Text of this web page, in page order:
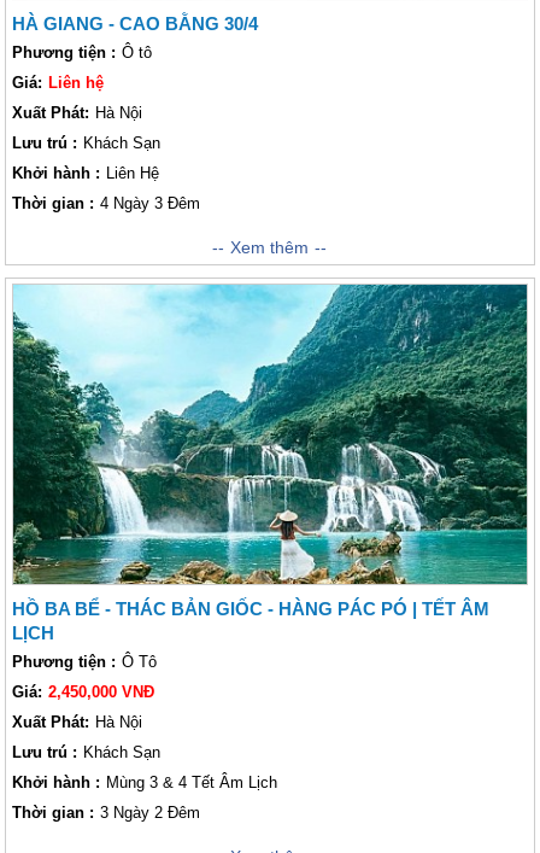
HÀ GIANG - CAO BẰNG 30/4
Phương tiện : Ô tô
Giá: Liên hệ
Xuất Phát: Hà Nội
Lưu trú : Khách Sạn
Khởi hành : Liên Hệ
Thời gian : 4 Ngày 3 Đêm
Chương trình khám phá vùng Đông Bắc từ Hà Giang đến Cao Bằng là
một chuyến đi đầy ấn tượng và cảm xúc nhất. Đây là nơi có những con
đường chạy ngút lên trời xanh, nơi những con người Việt Nam tự hào
bước đi trên từng tấc đất quê hương, nơi có ruộng bậc thang kỳ công lao
động, những cánh đồng hoa màu sắc trải dài lưu luyến, hay thác nước
Bản Giốc ngày đêm tuôn trào như bức tranh thủy mặc… Với kì nghỉ lễ
30/4 & 1/5 sắp tới, hãy cùng Vietsense khám vùng đất ôm trọn vẻ đẹp
của núi rừng Đông Bắc này nhé !
Xem thêm
HỒ BA BỂ - THÁC BẢN GIỐC - HÀNG PÁC PÓ | TẾT ÂM
LỊCH
Phương tiện : Ô Tô
Giá: 2,450,000 VNĐ
Xuất Phát: Hà Nội
Lưu trú : Khách Sạn
Khởi hành : Mùng 3 & 4 Tết Âm Lịch
Thời gian : 3 Ngày 2 Đêm